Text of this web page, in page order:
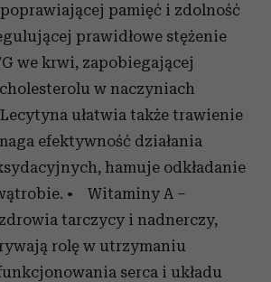
pamięć i zdolność
prawidłowe stężenie
we krwi, zapobiegającej
w naczyniach
ułatwia także trawienie
efektywność działania
hamuje odkładanie
• Witaminy A –
tarczycy i nadnerczy,
rolę w utrzymaniu
serca i układu